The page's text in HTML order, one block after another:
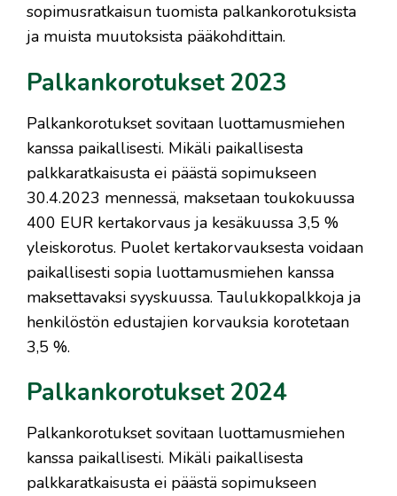
sopimusratkaisun tuomista palkankorotuksista
ja muista muutoksista pääkohdittain.
Palkankorotukset 2023
Palkankorotukset sovitaan luottamusmiehen
kanssa paikallisesti. Mikäli paikallisesta
palkkaratkaisusta ei päästä sopimukseen
30.4.2023 mennessä, maksetaan toukokuussa
400 EUR kertakorvaus ja kesäkuussa 3,5 %
yleiskorotus. Puolet kertakorvauksesta voidaan
paikallisesti sopia luottamusmiehen kanssa
maksettavaksi syyskuussa. Taulukkopalkkoja ja
henkilöstön edustajien korvauksia korotetaan
3,5 %.
Palkankorotukset 2024
Palkankorotukset sovitaan luottamusmiehen
kanssa paikallisesti. Mikäli paikallisesta
palkkaratkaisusta ei päästä sopimukseen